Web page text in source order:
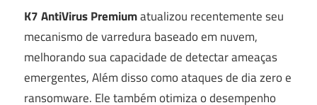
K7 AntiVirus Premiumatualizou recentemente seu
mecanismo de varredura baseado em nuvem,
melhorando sua capacidade de detectar ameaças
emergentes, Além disso como ataques de dia zero e
ransomware. Ele também otimiza o desempenho